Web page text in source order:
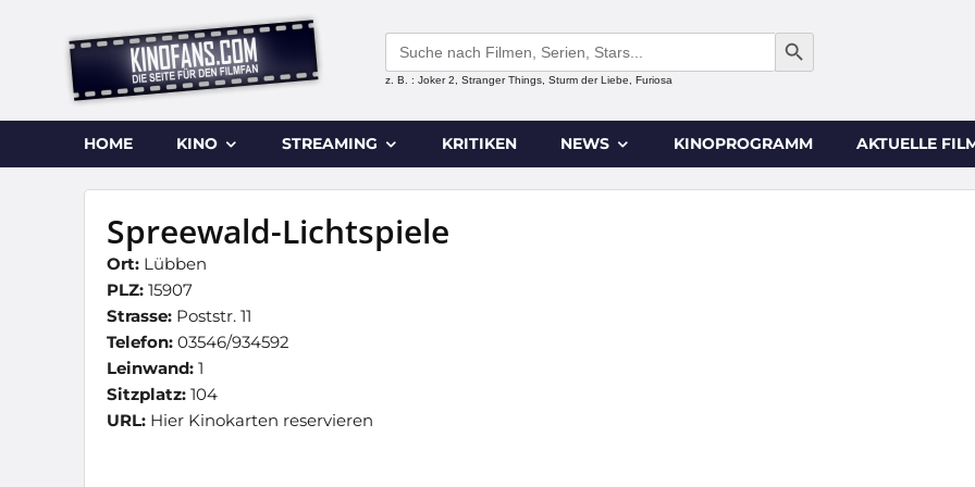
Search
for:
SEARCH BUTTON
z. B. : Joker 2, Stranger Things, Sturm der Liebe, Furiosa
HOME KINO STREAMING KRITIKEN NEWS KINOPROGRAMM AKTUELLE
Spreewald-Lichtspiele
Ort: Lübben
PLZ: 15907
Strasse: Poststr. 11
Telefon: 03546/934592
Leinwand: 1
Sitzplatz: 104
URL: Hier Kinokarten reservieren